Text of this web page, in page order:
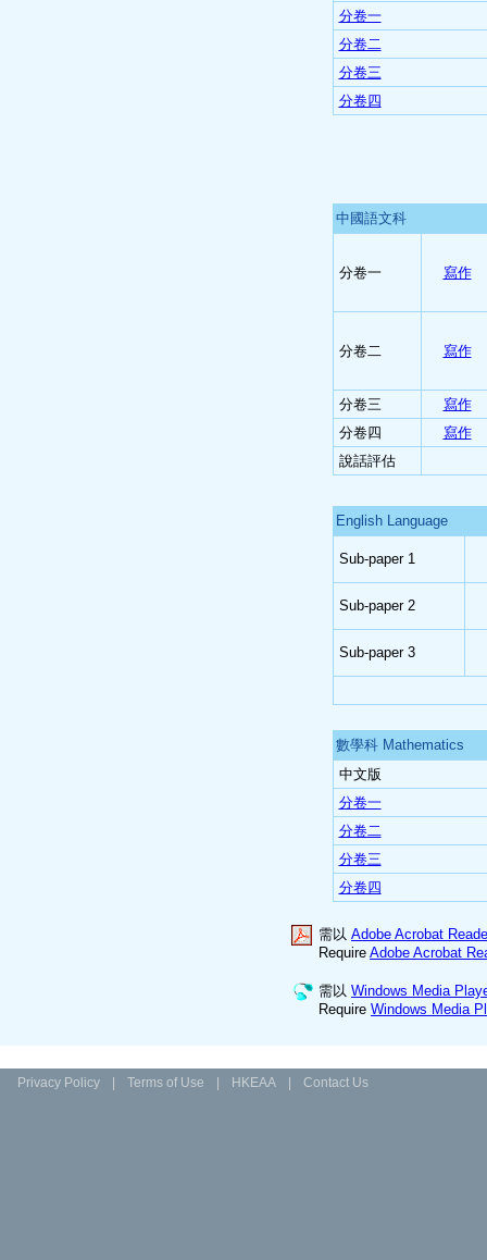
分卷一
分卷二
分卷三
分卷四
中國語文科
分卷一 寫作
分卷二 寫作
分卷三
寫作
分卷四
寫作
說話評估
English Language
Sub-paper 1
Sub-paper 2
Sub-paper 3
數學科 Mathematics
中文版
分卷一
分卷二
分卷三
分卷四
需以 Adobe Acrobat
Require Adobe Acrobat
需以 Windows Media
Require Windows Media
Privacy Policy Terms of Use HKEAA Contact Us